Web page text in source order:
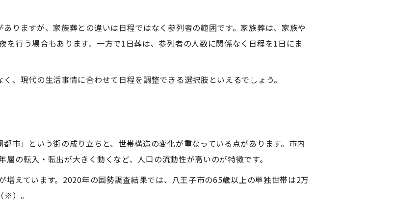
りますが、家族葬との違いは日程ではなく参列者の範囲です。家族葬は、家族や
を行う場合もあります。一方で1日葬は、参列者の人数に関係なく日程を1日にま
、現代の生活事情に合わせて日程を調整できる選択肢といえるでしょう。
市」という街の成り立ちと、世帯構造の変化が重なっている点があります。市内
の転入・転出が大きく動くなど、人口の流動性が高いのが特徴です。
増えています。2020年の国勢調査結果では、八王子市の65歳以上の単独世帯は2万
※）。